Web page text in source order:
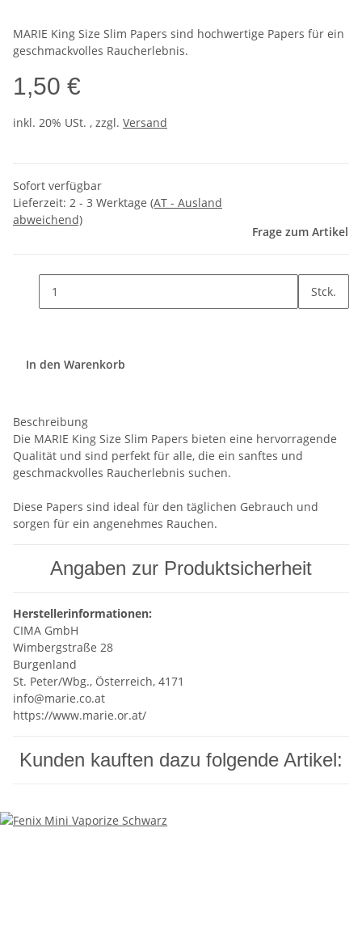
MARIE King Size Slim Papers sind hochwertige Papers für ein
geschmackvolles Raucherlebnis.
1,50 €
inkl. 20% USt. , zzgl. Versand
Sofort verfügbar
Lieferzeit: 2 - 3 Werktage (AT - Ausland
abweichend)
Frage zum Artikel
Stck.
In den Warenkorb
Beschreibung
Die MARIE King Size Slim Papers bieten eine hervorragende
Qualität und sind perfekt für alle, die ein sanftes und
geschmackvolles Raucherlebnis suchen.
Diese Papers sind ideal für den täglichen Gebrauch und
sorgen für ein angenehmes Rauchen.
Angaben zur Produktsicherheit
Herstellerinformationen:
CIMA GmbH
Wimbergstraße 28
Burgenland
St. Peter/Wbg., Österreich, 4171
info@marie.co.at
https://www.marie.or.at/
Kunden kauften dazu folgende Artikel: